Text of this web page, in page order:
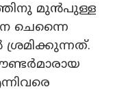
മുൻപുള്ള
ചെന്നൈ
ശ്രമിക്കുന്നത്.